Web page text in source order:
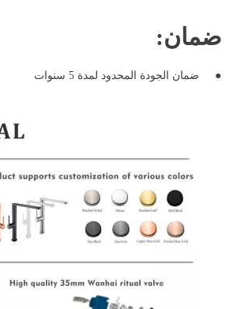
ضمان:
● ضمان الجودة المحدود لمدة 5 سنوات